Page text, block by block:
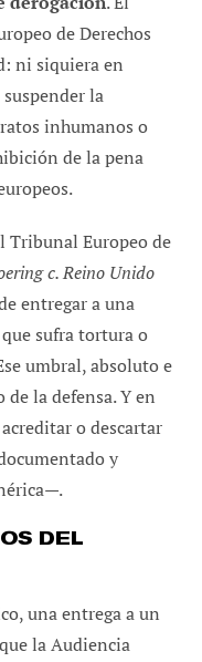
de Derechos
ni siquiera en
la
inhumanos o
de la pena
Tribunal Europeo de
c. Reino Unido
entregar a una
sufra tortura o
umbral, absoluto e
la defensa. Y en
o descartar
y
DEL
una entrega a un
la Audiencia